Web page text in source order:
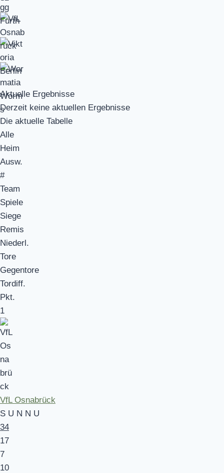
Aktuelle Ergebnisse
Derzeit keine aktuellen Ergebnisse
Die aktuelle Tabelle
Alle
Heim
Ausw.
#
Team
Spiele
Siege
Remis
Niederl.
Tore
Gegentore
Tordiff.
Pkt.
1
VfL Osnabrück
S U N N U
34
17
7
10